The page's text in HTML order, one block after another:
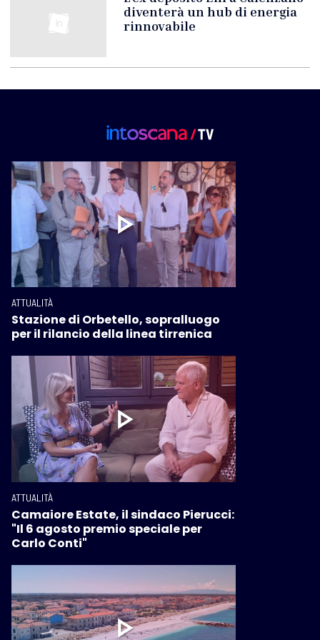
diventerà un hub di energia
rinnovabile
ATTUALITÀ
Stazione di Orbetello, sopralluogo
per il rilancio della linea tirrenica
ATTUALITÀ
Camaiore Estate, il sindaco Pierucci:
"Il 6 agosto premio speciale per
Carlo Conti"